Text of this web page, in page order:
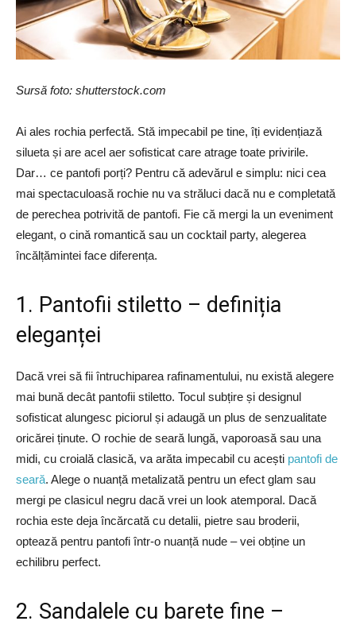
Sursă foto: shutterstock.com
Ai ales rochia perfectă. Stă impecabil pe tine, îți evidențiază
silueta și are acel aer sofisticat care atrage toate privirile.
Dar… ce pantofi porți? Pentru că adevărul e simplu: nici cea
mai spectaculoasă rochie nu va străluci dacă nu e completată
de perechea potrivită de pantofi. Fie că mergi la un eveniment
elegant, o cină romantică sau un cocktail party, alegerea
încălțămintei face diferența.
1. Pantofii stiletto – definiția
eleganței
Dacă vrei să fii întruchiparea rafinamentului, nu există alegere
mai bună decât pantofii stiletto. Tocul subțire și designul
sofisticat alungesc piciorul și adaugă un plus de senzualitate
oricărei ținute. O rochie de seară lungă, vaporoasă sau una
midi, cu croială clasică, va arăta impecabil cu acești pantofi de
seară. Alege o nuanță metalizată pentru un efect glam sau
mergi pe clasicul negru dacă vrei un look atemporal. Dacă
rochia este deja încărcată cu detalii, pietre sau broderii,
optează pentru pantofi într-o nuanță nude – vei obține un
echilibru perfect.
2. Sandalele cu barete fine –